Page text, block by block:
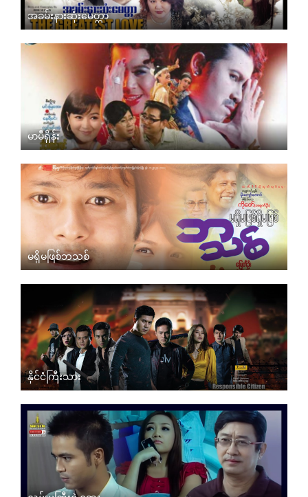
အခမ်းနားဆုံးမေတ္တာ
မာမီရှိန်း
မရှိမဖြစ်ဘသစ်
နိုင်ငံကြီးသား